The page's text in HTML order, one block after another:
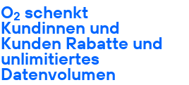
O2 schenkt
Kundinnen und
Kunden Rabatte und
unlimitiertes
Datenvolumen